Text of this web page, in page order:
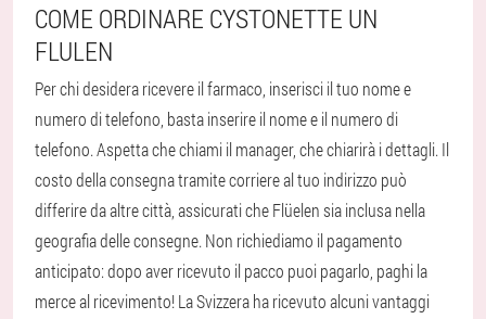
COME ORDINARE CYSTONETTE UN
FLULEN
Per chi desidera ricevere il farmaco, inserisci il tuo nome e
numero di telefono, basta inserire il nome e il numero di
telefono. Aspetta che chiami il manager, che chiarirà i dettagli. Il
costo della consegna tramite corriere al tuo indirizzo può
differire da altre città, assicurati che Flüelen sia inclusa nella
geografia delle consegne. Non richiediamo il pagamento
anticipato: dopo aver ricevuto il pacco puoi pagarlo, paghi la
merce al ricevimento! La Svizzera ha ricevuto alcuni vantaggi